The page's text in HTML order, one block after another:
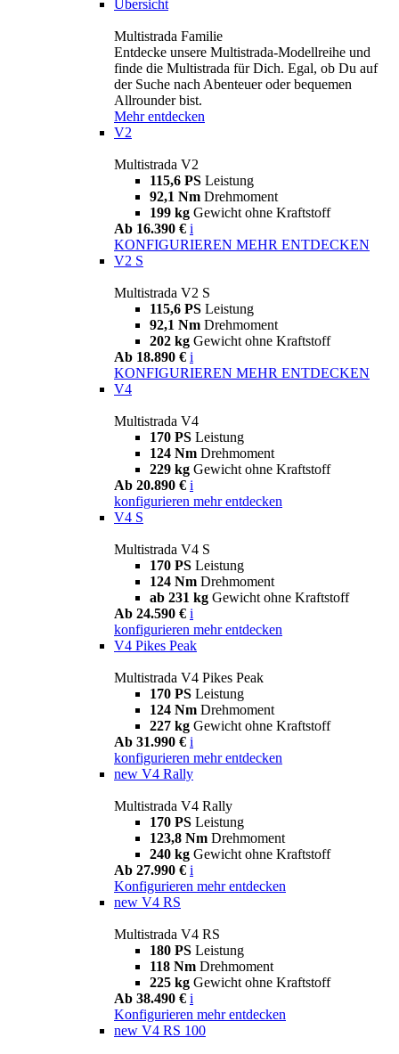
Übersicht
Multistrada Familie
Entdecke unsere Multistrada-Modellreihe und
finde die Multistrada für Dich. Egal, ob Du auf
der Suche nach Abenteuer oder bequemen
Allrounder bist.
Mehr entdecken
V2
Multistrada V2
115,6 PS Leistung
92,1 Nm Drehmoment
199 kg Gewicht ohne Kraftstoff
Ab 16.390 € i
KONFIGURIEREN MEHR ENTDECKEN
V2 S
Multistrada V2 S
115,6 PS Leistung
92,1 Nm Drehmoment
202 kg Gewicht ohne Kraftstoff
Ab 18.890 € i
KONFIGURIEREN MEHR ENTDECKEN
V4
Multistrada V4
170 PS Leistung
124 Nm Drehmoment
229 kg Gewicht ohne Kraftstoff
Ab 20.890 € i
konfigurieren mehr entdecken
V4 S
Multistrada V4 S
170 PS Leistung
124 Nm Drehmoment
ab 231 kg Gewicht ohne Kraftstoff
Ab 24.590 € i
konfigurieren mehr entdecken
V4 Pikes Peak
Multistrada V4 Pikes Peak
170 PS Leistung
124 Nm Drehmoment
227 kg Gewicht ohne Kraftstoff
Ab 31.990 € i
konfigurieren mehr entdecken
new V4 Rally
Multistrada V4 Rally
170 PS Leistung
123,8 Nm Drehmoment
240 kg Gewicht ohne Kraftstoff
Ab 27.990 € i
Konfigurieren mehr entdecken
new V4 RS
Multistrada V4 RS
180 PS Leistung
118 Nm Drehmoment
225 kg Gewicht ohne Kraftstoff
Ab 38.490 € i
Konfigurieren mehr entdecken
new V4 RS 100